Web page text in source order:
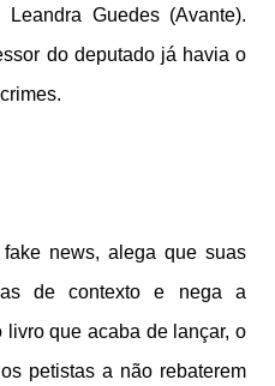
Guedes (Avante).
do deputado já havia o
news, alega que suas
de contexto e nega a
que acaba de lançar, o
petistas a não rebaterem